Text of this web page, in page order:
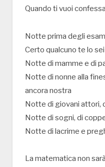
Quando ti vuoi
Notte prima degli
Certo qualcuno te lo
Notte di mamme e di
Notte di nonne alla
ancora nostra
Notte di giovani attori,
Notte di sogni, di
Notte di lacrime e
La matematica non